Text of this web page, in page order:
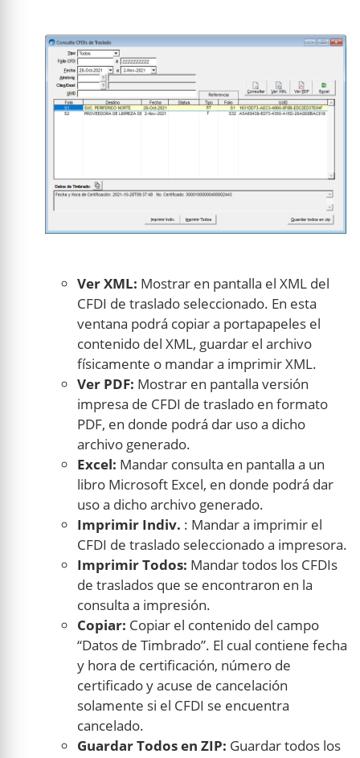
Ver XML: Mostrar en pantalla el XML del
CFDI de traslado seleccionado. En esta
ventana podrá copiar a portapapeles el
contenido del XML, guardar el archivo
físicamente o mandar a imprimir XML.
Ver PDF: Mostrar en pantalla versión
impresa de CFDI de traslado en formato
PDF, en donde podrá dar uso a dicho
archivo generado.
Excel: Mandar consulta en pantalla a un
libro Microsoft Excel, en donde podrá dar
uso a dicho archivo generado.
Imprimir Indiv. : Mandar a imprimir el
CFDI de traslado seleccionado a impresora.
Imprimir Todos: Mandar todos los CFDIs
de traslados que se encontraron en la
consulta a impresión.
Copiar: Copiar el contenido del campo
“Datos de Timbrado”. El cual contiene fecha
y hora de certificación, número de
certificado y acuse de cancelación
solamente si el CFDI se encuentra
cancelado.
Guardar Todos en ZIP: Guardar todos los